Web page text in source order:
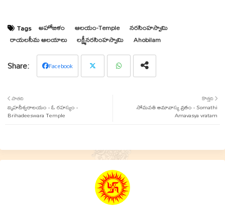
Tags అహోబిళం ఆలయం-Temple
నరసింహస్వామి
రాయలసీమ ఆలయాలు
లక్ష్మీనరసింహస్వామి Ahobilam
Facebook
కొత్తది
సోమవతి అమావాస్య వ్రతం - Somathi
Amavasya vratam
పాతది
బృహదీశ్వరాలయం - ఓ రహస్యం -
Brihadeeswara Temple